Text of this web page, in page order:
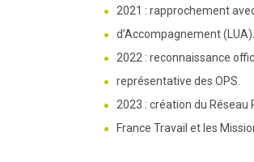
2021 : rapprochement
d’Accompagnement (LUA).
2022 : reconnaissance
représentative des OPS.
2023 : création du Réseau
France Travail et les